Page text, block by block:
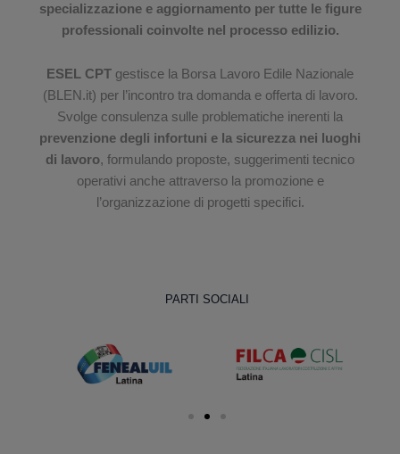
specializzazione e aggiornamento per tutte le figure
professionali coinvolte nel processo edilizio.
ESEL CPT gestisce la Borsa Lavoro Edile Nazionale
(BLEN.it) per l’incontro tra domanda e offerta di lavoro.
Svolge consulenza sulle problematiche inerenti la
prevenzione degli infortuni e la sicurezza nei luoghi
di lavoro, formulando proposte, suggerimenti tecnico
operativi anche attraverso la promozione e
l’organizzazione di progetti specifici.
PARTI SOCIALI